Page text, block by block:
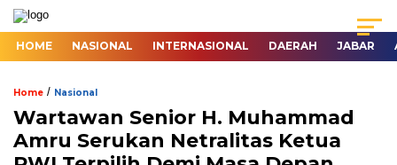
HOME NASIONAL INTERNASIONAL DAERAH JABAR
Home / Nasional
Wartawan Senior H. Muhammad
Amru Serukan Netralitas Ketua